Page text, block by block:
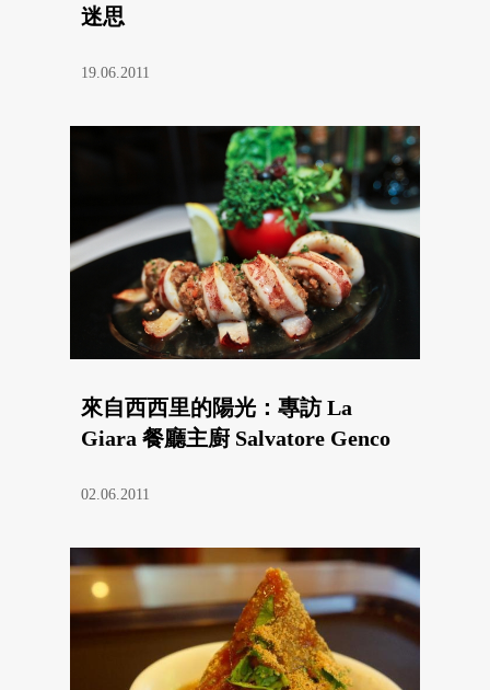
迷思
19.06.2011
來自西西里的陽光：專訪 La
Giara 餐廳主廚 Salvatore Genco
02.06.2011